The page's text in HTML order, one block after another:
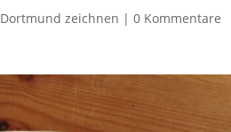
Dortmund zeichnen |0 Kommentare